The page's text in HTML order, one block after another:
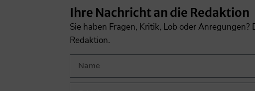
Ihre Nachricht an die Redaktion
Sie haben Fragen, Kritik, Lob oder
Redaktion.